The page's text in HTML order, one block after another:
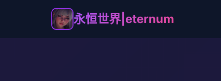
永恒世界|eternum